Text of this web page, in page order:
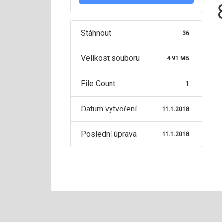
Stáhnout 36
Velikost souboru 4.91 MB
File Count 1
Datum vytvoření 11.1.2018
Poslední úprava 11.1.2018